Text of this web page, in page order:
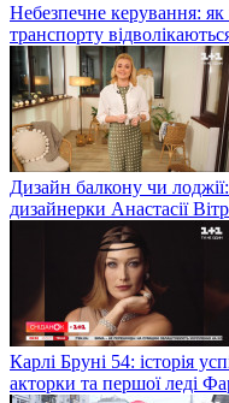
Небезпечне керування: як
транспорту
Дизайн балкону чи
дизайнерки Анастасії
Карлі Бруні 54: історія
акторки та першої леді